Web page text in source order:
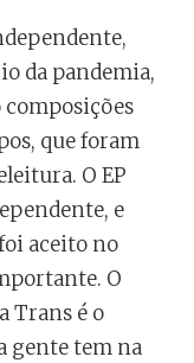
da pandemia,
composições
que foram
O EP
e
aceito no
O
Trans é o
gente tem na